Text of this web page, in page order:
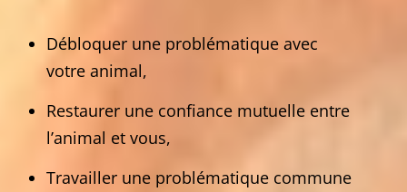
Débloquer une problématique avec
votre animal,
Restaurer une confiance mutuelle entre
l’animal et vous,
Travailler une problématique commune